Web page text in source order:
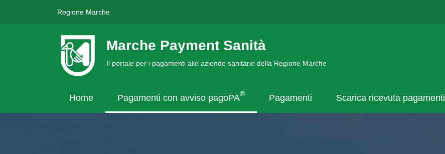
Regione Marche
Marche Payment Sanità
Il portale per i pagamenti alle aziende sanitarie della Regione Marche
Home Pagamenti con avviso pagoPA® Pagamenti Scarica ricevuta pagamenti